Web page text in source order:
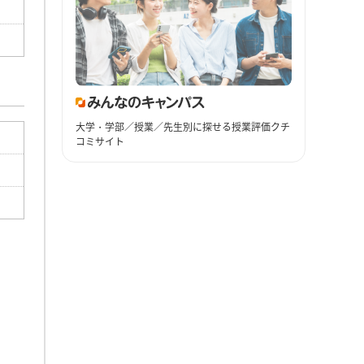
大学・学部／授業／先生別に探せる授業評価クチ
コミサイト